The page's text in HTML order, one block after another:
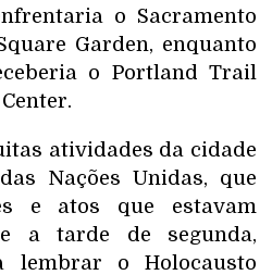
o Sacramento
Garden, enquanto
o Portland Trail
atividades da cidade
Nações Unidas, que
e atos que estavam
a tarde de segunda,
lembrar o Holocausto